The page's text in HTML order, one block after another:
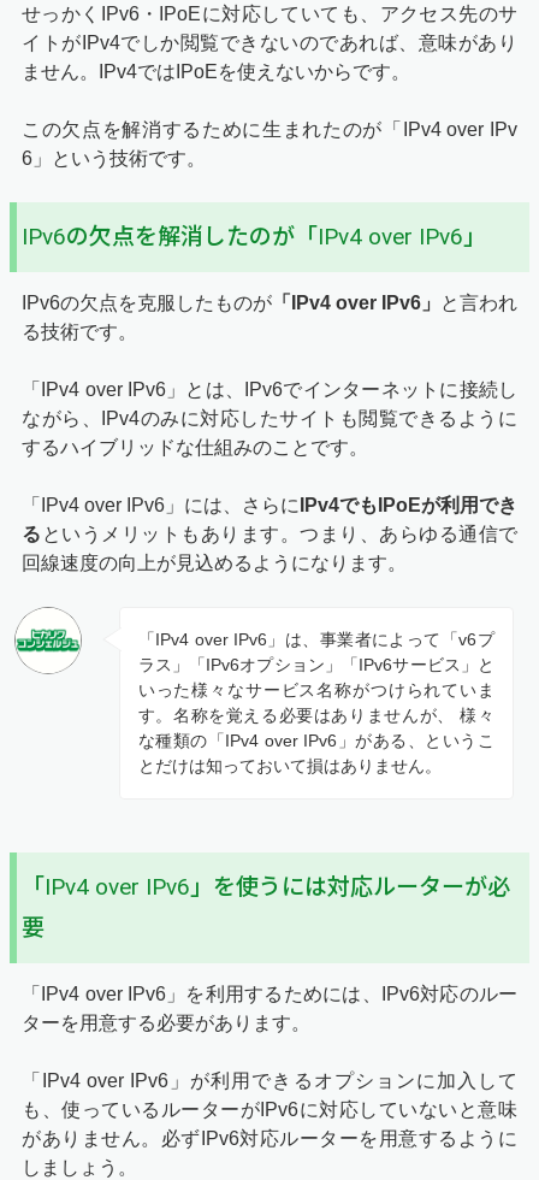
せっかくIPv6・IPoEに対応していても、アクセス先のサ
イトがIPv4でしか閲覧できないのであれば、意味があり
ません。IPv4ではIPoEを使えないからです。
この欠点を解消するために生まれたのが「IPv4 over IPv
6」という技術です。
IPv6の欠点を解消したのが「IPv4 over IPv6」
IPv6の欠点を克服したものが 「IPv4 over IPv6」
と言われ
る技術です。
「IPv4 over IPv6」とは、IPv6でインターネットに接続し
ながら、IPv4のみに対応したサイトも閲覧できるように
するハイブリッドな仕組みのことです。
「IPv4 over IPv6」には、さらに IPv4でもIPoEが利用でき
る というメリットもあります。つまり、あらゆる通信で
回線速度の向上が見込めるようになります。
「IPv4 over IPv6」は、事業者によって「v6プ
ラス」「IPv6オプション」「IPv6サービス」と
いった様々なサービス名称がつけられていま
す。名称を覚える必要はありませんが、 様々
な種類の「IPv4 over IPv6」がある、というこ
とだけは知っておいて損はありません。
「IPv4 over IPv6」を使うには対応ルーターが必
要
「IPv4 over IPv6」を利用するためには、IPv6対応のルー
ターを用意する必要があります。
「IPv4 over IPv6」が利用できるオプションに加入して
も、使っているルーターがIPv6に対応していないと意味
がありません。必ずIPv6対応ルーターを用意するように
しましょう。